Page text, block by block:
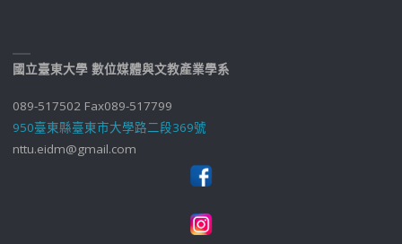
國立臺東大學 數位媒體與文教產業學系
089-517502 Fax089-517799
950臺東縣臺東市大學路二段369號
nttu.eidm@gmail.com